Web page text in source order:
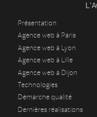
Présentation
Agence web à Paris
Agence web à Lyon
Agence web à Lille
Agence web à Dijon
Technologies
Démarche qualité
Dernières réalisations